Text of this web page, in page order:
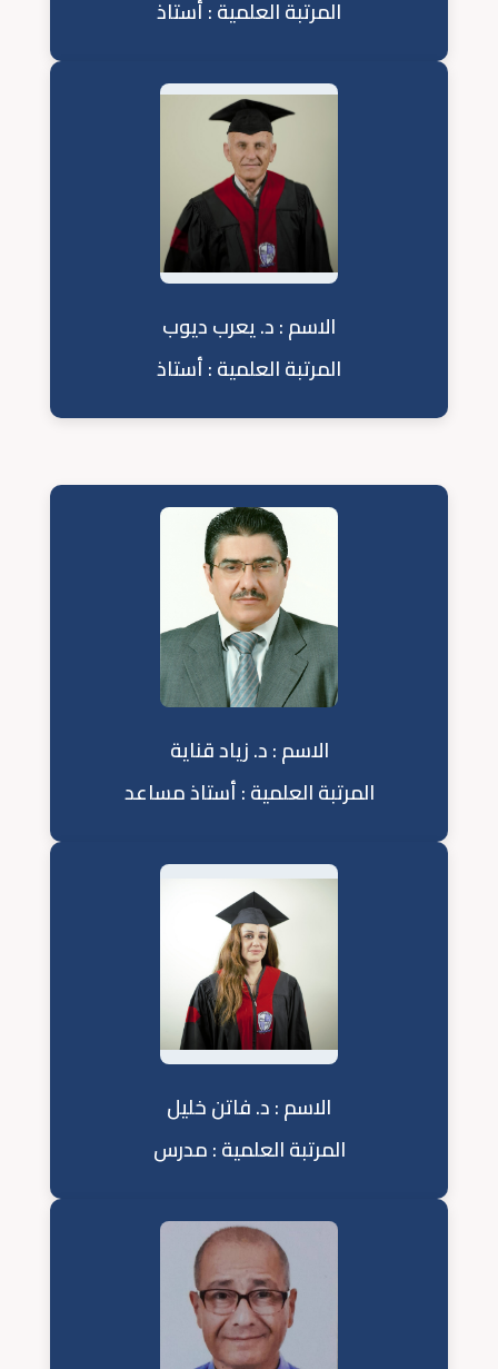
المرتبة العلمية : أستاذ
الاسم : د. يعرب ديوب
المرتبة العلمية : أستاذ
الاسم : د. زياد قناية
المرتبة العلمية : أستاذ مساعد
الاسم : د. فاتن خليل
المرتبة العلمية : مدرس